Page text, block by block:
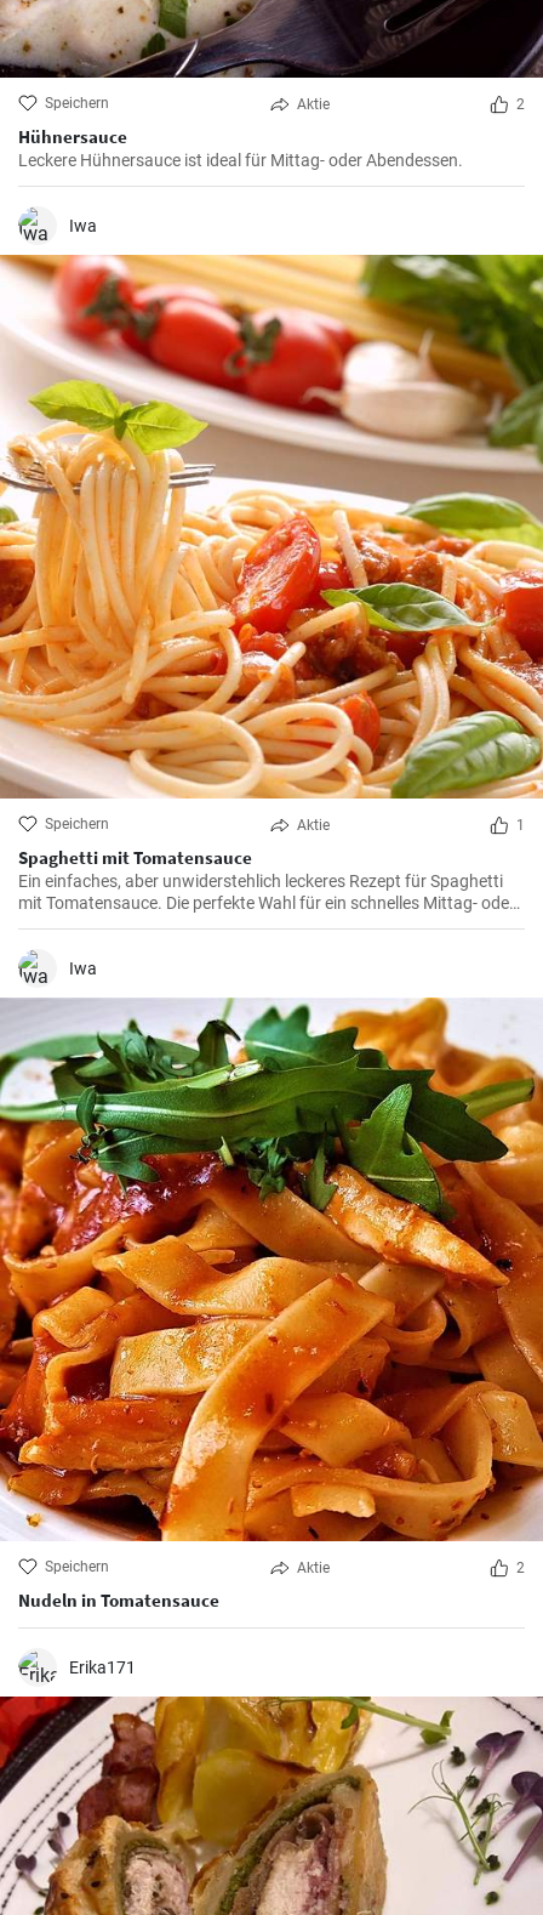
Speichern Aktie 2
Hühnersauce
Leckere Hühnersauce ist ideal für Mittag- oder Abendessen.
Iwa
Speichern Aktie 1
Spaghetti mit Tomatensauce
Ein einfaches, aber unwiderstehlich leckeres Rezept für Spaghetti
mit Tomatensauce. Die perfekte Wahl für ein schnelles Mittag- oder
Abendessen.
Iwa
Speichern Aktie 2
Nudeln in Tomatensauce
Erika171